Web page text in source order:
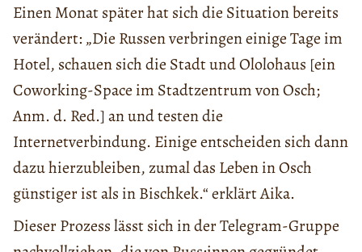
Einen Monat später hat sich die Situation bereits
verändert: „Die Russen verbringen einige Tage im
Hotel, schauen sich die Stadt und Ololohaus [ein
Coworking-Space im Stadtzentrum von Osch;
Anm. d. Red.] an und testen die
Internetverbindung. Einige entscheiden sich dann
dazu hierzubleiben, zumal das Leben in Osch
günstiger ist als in Bischkek.“ erklärt Aika.
Dieser Prozess lässt sich in der Telegram-Gruppe